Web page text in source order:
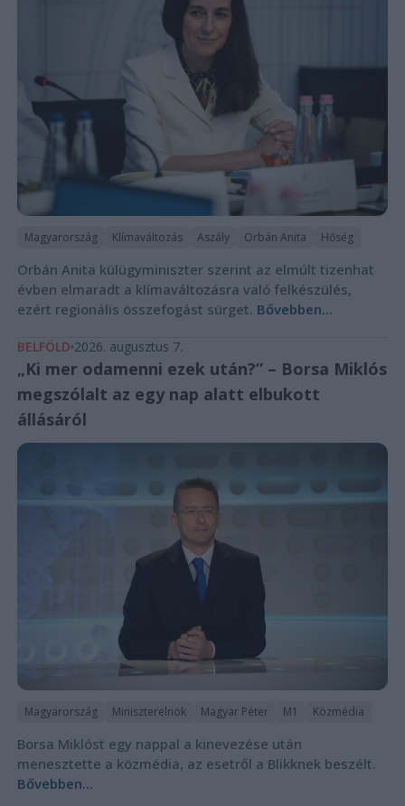
Magyarország Klímaváltozás Aszály Orbán Anita Hőség
Orbán Anita külügyminiszter szerint az elmúlt tizenhat
évben elmaradt a klímaváltozásra való felkészülés,
ezért regionális összefogást sürget. Bővebben...
BELFÖLD 2026. augusztus 7.
„Ki mer odamenni ezek után?” – Borsa Miklós
megszólalt az egy nap alatt elbukott
állásáról
Magyarország Miniszterelnök Magyar Péter M1 Közmédia
Borsa Miklóst egy nappal a kinevezése után
menesztette a közmédia, az esetről a Blikknek beszélt.
Bővebben...